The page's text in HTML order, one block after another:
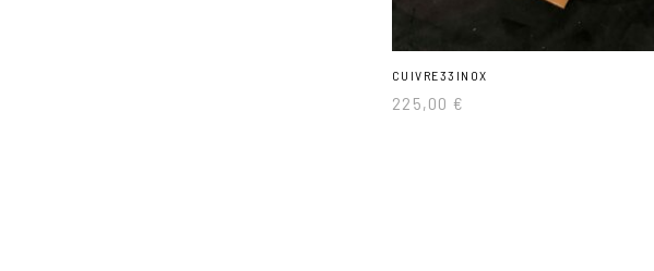
CUIVRE33INOX
225,00 €